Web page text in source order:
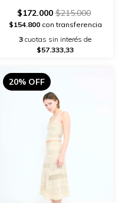
$172.000$215.000
$154.800con transferencia
3 cuotas sin interés de
$57.333,33
20% OFF